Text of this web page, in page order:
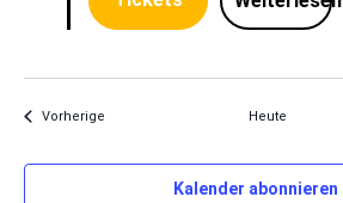
VorherigeVeranstaltungen Heute
Kalender abonnieren